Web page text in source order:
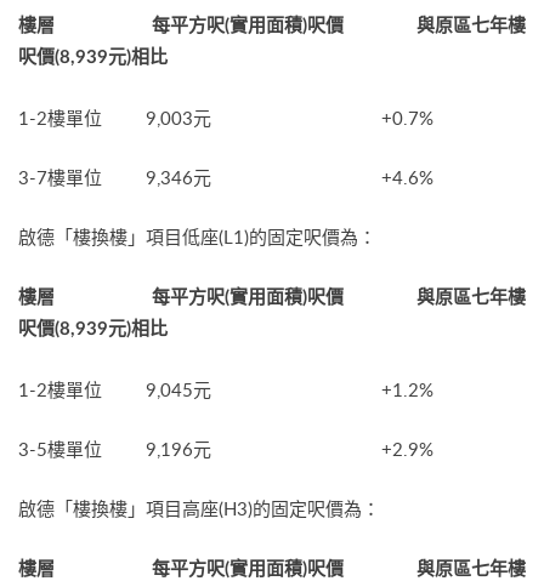
樓層 每平方呎(實用面積)呎價 與原區七年樓
呎價(8,939元)相比
1-2樓單位 9,003元 +0.7%
3-7樓單位 9,346元 +4.6%
啟德「樓換樓」項目低座(L1)的固定呎價為：
樓層 每平方呎(實用面積)呎價 與原區七年樓
呎價(8,939元)相比
1-2樓單位 9,045元 +1.2%
3-5樓單位 9,196元 +2.9%
啟德「樓換樓」項目高座(H3)的固定呎價為：
樓層 每平方呎(實用面積)呎價 與原區七年樓